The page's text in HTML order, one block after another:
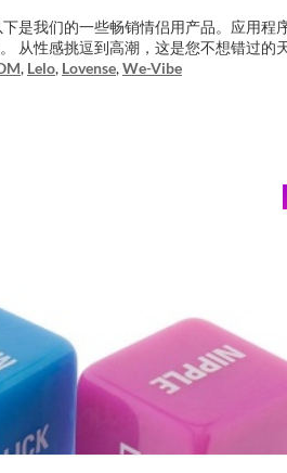
是我们的一些畅销情侣用产品。应用
从性感挑逗到高潮，这是您不想错过的
, Lelo, Lovense,We-Vibe